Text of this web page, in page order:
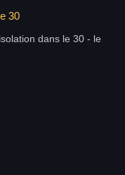
30
dans le 30 - le